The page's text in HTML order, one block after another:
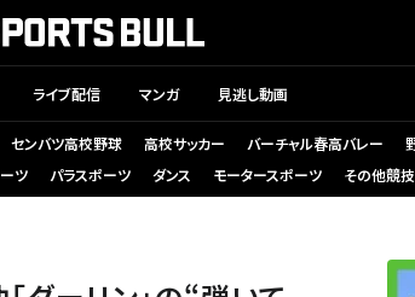
ライブ配信 マンガ 見逃し動画
センバツ高校野球 高校サッカー バーチャル春高バレー
ツ パラスポーツ ダンス モータースポーツ その他競技